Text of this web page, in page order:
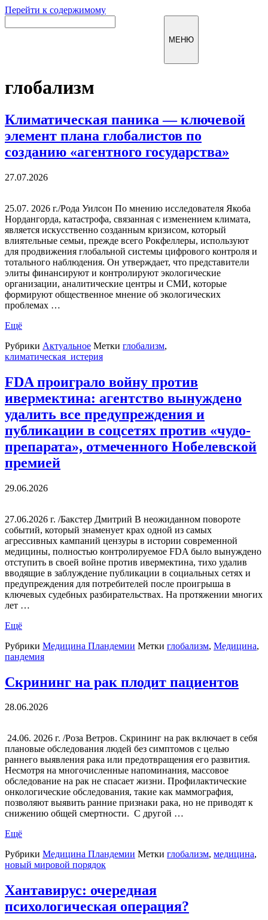
Перейти к содержимому
МЕНЮ
глобализм
Климатическая паника — ключевой
элемент плана глобалистов по
созданию «агентного государства»
27.07.2026
25.07. 2026 г./Рода Уилсон По мнению исследователя Якоба
Нордангорда, катастрофа, связанная с изменением климата,
является искусственно созданным кризисом, который
влиятельные семьи, прежде всего Рокфеллеры, используют
для продвижения глобальной системы цифрового контроля и
тотального наблюдения. Он утверждает, что представители
элиты финансируют и контролируют экологические
организации, аналитические центры и СМИ, которые
формируют общественное мнение об экологических
проблемах …
Ещё
Рубрики Актуальное Метки глобализм,
климатическая_истерия
FDA проиграло войну против
ивермектина: агентство вынуждено
удалить все предупреждения и
публикации в соцсетях против «чудо-
препарата», отмеченного Нобелевской
премией
29.06.2026
27.06.2026 г. /Бакстер Дмитрий В неожиданном повороте
событий, который знаменует крах одной из самых
агрессивных кампаний цензуры в истории современной
медицины, полностью контролируемое FDA было вынуждено
отступить в своей войне против ивермектина, тихо удалив
вводящие в заблуждение публикации в социальных сетях и
предупреждения для потребителей после проигрыша в
ключевых судебных разбирательствах. На протяжении многих
лет …
Ещё
Рубрики Медицина Пландемии Метки глобализм, Медицина,
пандемия
Скрининг на рак плодит пациентов
28.06.2026
​24.06. 2026 г. /Роза Ветров. Скрининг на рак включает в себя
плановые обследования людей без симптомов с целью
раннего выявления рака или предотвращения его развития.
Несмотря на многочисленные напоминания, массовое
обследование на рак не спасает жизни. Профилактические
онкологические обследования, такие как маммография,
позволяют выявить ранние признаки рака, но не приводят к
снижению общей смертности. С другой …
Ещё
Рубрики Медицина Пландемии Метки глобализм, медицина,
новый мировой порядок
Хантавирус: очередная
психологическая операция?